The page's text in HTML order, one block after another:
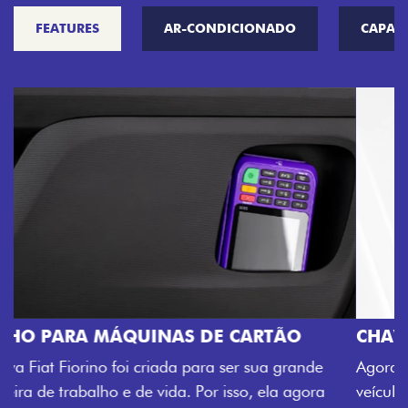
FEATURES AR-CONDICIONADO
CHAVE COM TELECOMANDO
Agora, a chave da sua nova Fiorino pode abrir o
veículo também à distância, e não mais somente pela